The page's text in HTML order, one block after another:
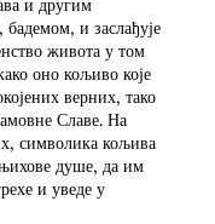
и другим
и заслађује
живота у том
оно кољиво које
верних, тако
Славе. На
символика кољива
душе, да им
и уведе у